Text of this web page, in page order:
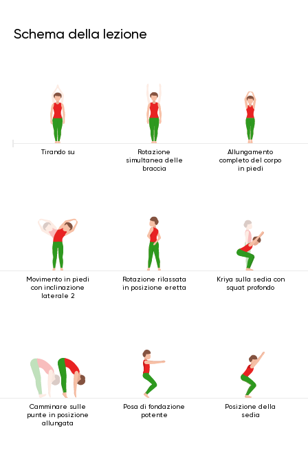
Schema della lezione
Tirando su
Rotazione
simultanea delle
braccia
Allungamento
completo del corpo
in piedi
Movimento in piedi
con inclinazione
laterale 2
Rotazione rilassata
in posizione eretta
Kriya sulla sedia con
squat profondo
Camminare sulle
punte in posizione
allungata
Posa di fondazione
potente
Posizione della
sedia